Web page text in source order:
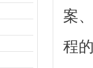
案
程